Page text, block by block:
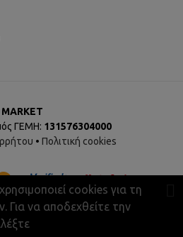
ΓΕΜΗ: 131576304000
• Πολιτική cookies
cookies για τη
Για να αποδεχθείτε την